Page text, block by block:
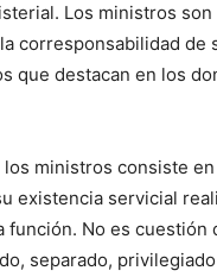
Los ministros
corresponsabilidad de
que destacan en los
ministros consiste
existencia servicial
función. No es
separado,